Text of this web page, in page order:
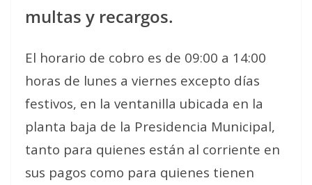
multas y recargos.
El horario de cobro es de 09:00 a 14:00
horas de lunes a viernes excepto días
festivos, en la ventanilla ubicada en la
planta baja de la Presidencia Municipal,
tanto para quienes están al corriente en
sus pagos como para quienes tienen